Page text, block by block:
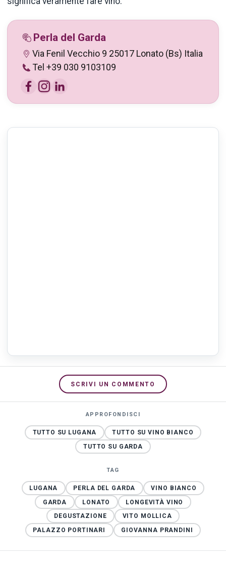
Perla del Garda
Via Fenil Vecchio 9 25017 Lonato (Bs) Italia
Tel +39 030 9103109
SCRIVI UN COMMENTO
APPROFONDISCI
TUTTO SU LUGANA
TUTTO SU VINO BIANCO
TUTTO SU GARDA
TAG
LUGANA PERLA DEL GARDA
VINO BIANCO
GARDA
LONATO
LONGEVITÀ VINO
DEGUSTAZIONE
VITO MOLLICA
PALAZZO PORTINARI
GIOVANNA PRANDINI